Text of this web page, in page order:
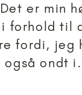
er min
forhold til
fordi, jeg
ondt